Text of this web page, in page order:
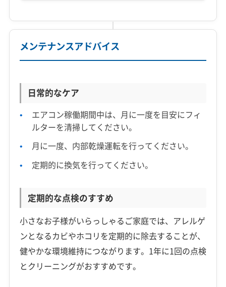
メンテナンスアドバイス
日常的なケア
エアコン稼働期間中は、月に一度を目安にフィ
ルターを清掃してください。
月に一度、内部乾燥運転を行ってください。
定期的に換気を行ってください。
定期的な点検のすすめ
小さなお子様がいらっしゃるご家庭では、アレルゲ
ンとなるカビやホコリを定期的に除去することが、
健やかな環境維持につながります。1年に1回の点検
とクリーニングがおすすめです。